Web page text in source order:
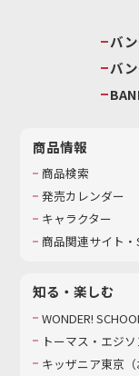
バ
バ
商品情報
商品検索
発売カレンダー
キャラクター
商品関連サイト・
知る・楽しむ
WONDER!
トーマス・エジ
キッザニア東京（